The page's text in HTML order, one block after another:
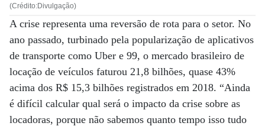
(Crédito:Divulgação)
A crise representa uma reversão de rota para o setor. No
ano passado, turbinado pela popularização de aplicativos
de transporte como Uber e 99, o mercado brasileiro de
locação de veículos faturou 21,8 bilhões, quase 43%
acima dos R$ 15,3 bilhões registrados em 2018. “Ainda
é difícil calcular qual será o impacto da crise sobre as
locadoras, porque não sabemos quanto tempo isso tudo